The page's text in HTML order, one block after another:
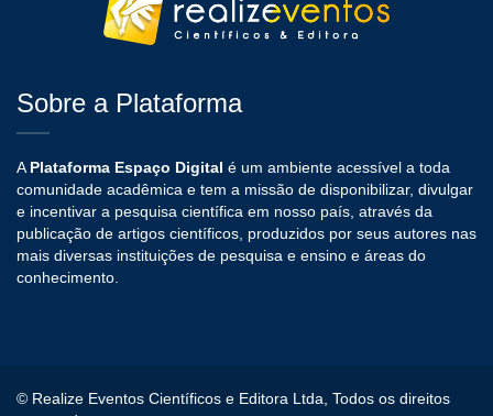
Sobre a Plataforma
A Plataforma Espaço Digital é um ambiente acessível a toda
comunidade acadêmica e tem a missão de disponibilizar, divulgar
e incentivar a pesquisa científica em nosso país, através da
publicação de artigos científicos, produzidos por seus autores nas
mais diversas instituições de pesquisa e ensino e áreas do
conhecimento.
© Realize Eventos Científicos e Editora Ltda, Todos os direitos